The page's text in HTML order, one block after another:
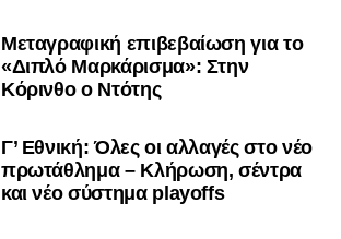
Μεταγραφική επιβεβαίωση για το
«Διπλό Μαρκάρισμα»: Στην
Κόρινθο ο Ντότης
Γ’ Εθνική: Όλες οι αλλαγές στο νέο
πρωτάθλημα – Κλήρωση, σέντρα
και νέο σύστημα playoffs